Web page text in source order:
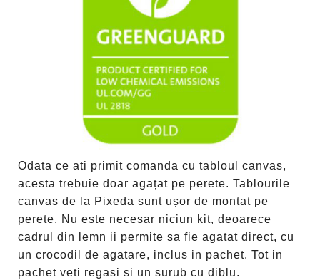
Odata ce ati primit comanda cu tabloul canvas,
acesta trebuie doar agațat pe perete. Tablourile
canvas de la Pixeda sunt ușor de montat pe
perete. Nu este necesar niciun kit, deoarece
cadrul din lemn ii permite sa fie agatat direct, cu
un crocodil de agatare, inclus in pachet. Tot in
pachet veti regasi si un surub cu diblu.